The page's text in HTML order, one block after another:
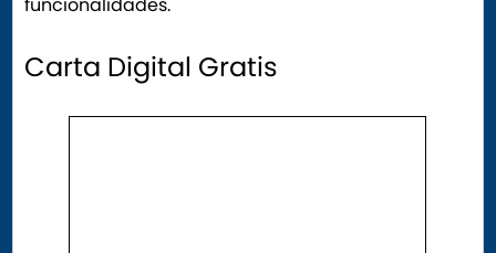
Carta Digital Gratis